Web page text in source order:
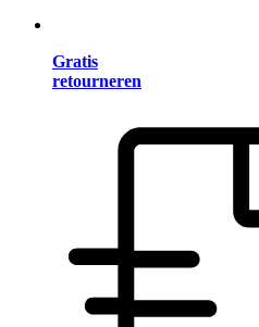
Gratis
retourneren